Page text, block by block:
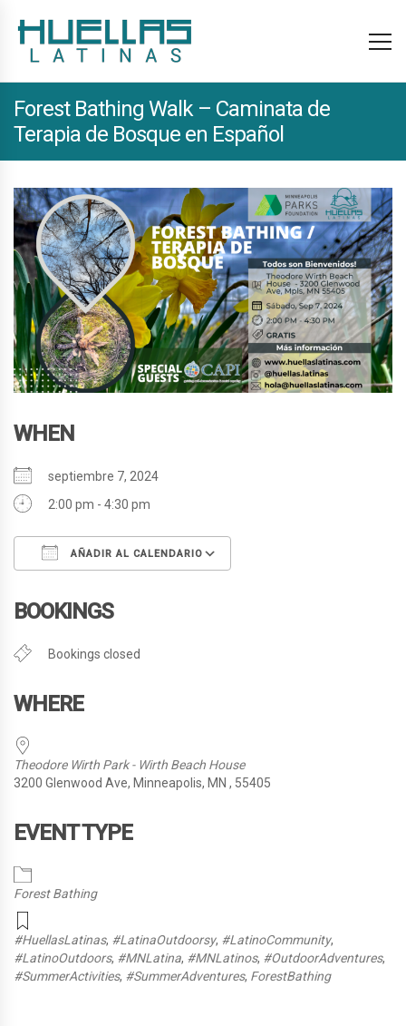
Forest Bathing Walk – Caminata de
Terapia de Bosque en Español
WHEN
septiembre 7, 2024
2:00 pm - 4:30 pm
AÑADIR AL CALENDARIO
BOOKINGS
Bookings closed
WHERE
Theodore Wirth Park - Wirth Beach House
3200 Glenwood Ave, Minneapolis, MN , 55405
EVENT TYPE
Forest Bathing
#HuellasLatinas, #LatinaOutdoorsy, #LatinoCommunity,
#LatinoOutdoors, #MNLatina, #MNLatinos, #OutdoorAdventures,
#SummerActivities, #SummerAdventures, ForestBathing